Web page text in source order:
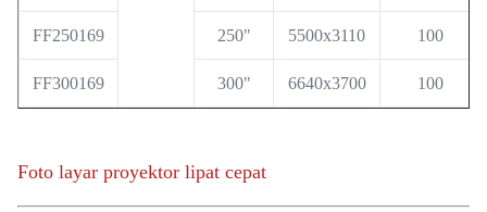
FF250169 250" 5500x3110 100
FF300169 300" 6640x3700 100
Foto layar proyektor lipat cepat